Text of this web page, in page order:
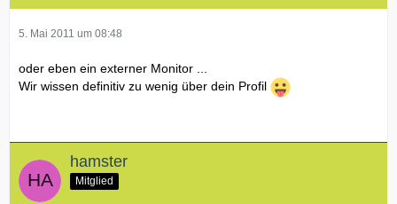
5. Mai 2011 um 08:48
oder eben ein externer Monitor ...
Wir wissen definitiv zu wenig über dein Profil
hamster
Mitglied